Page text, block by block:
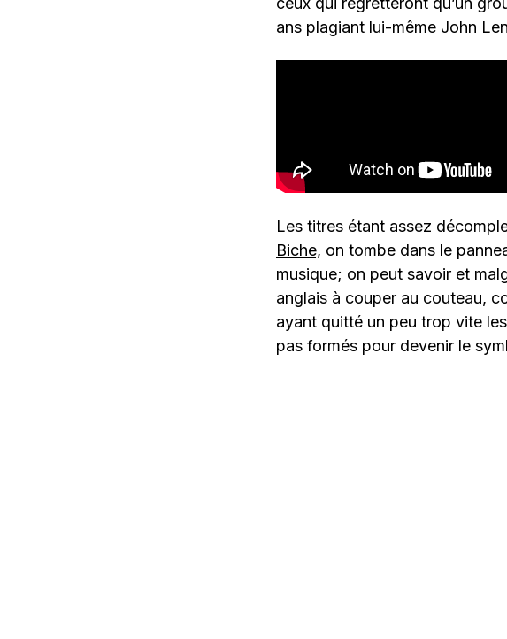
ans plagiant lui-même John
Les titres étant assez
Biche, on tombe dans le
musique; on peut savoir et
anglais à couper au couteau,
ayant quitté un peu trop vite
pas formés pour devenir le